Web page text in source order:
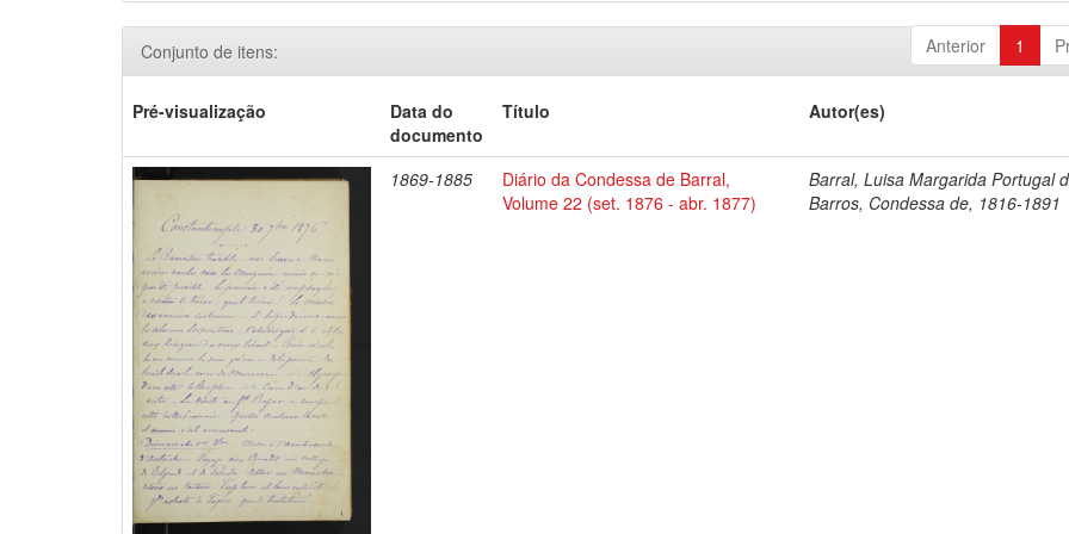
Anterior 1
Conjunto de itens:
Pré-visualização
Data do
documento
Título Autor(es)
1869-1885
Diário da Condessa de Barral,
Volume 22 (set. 1876 - abr. 1877)
Barral, Luisa Margarida Portugal
Barros, Condessa de, 1816-1891